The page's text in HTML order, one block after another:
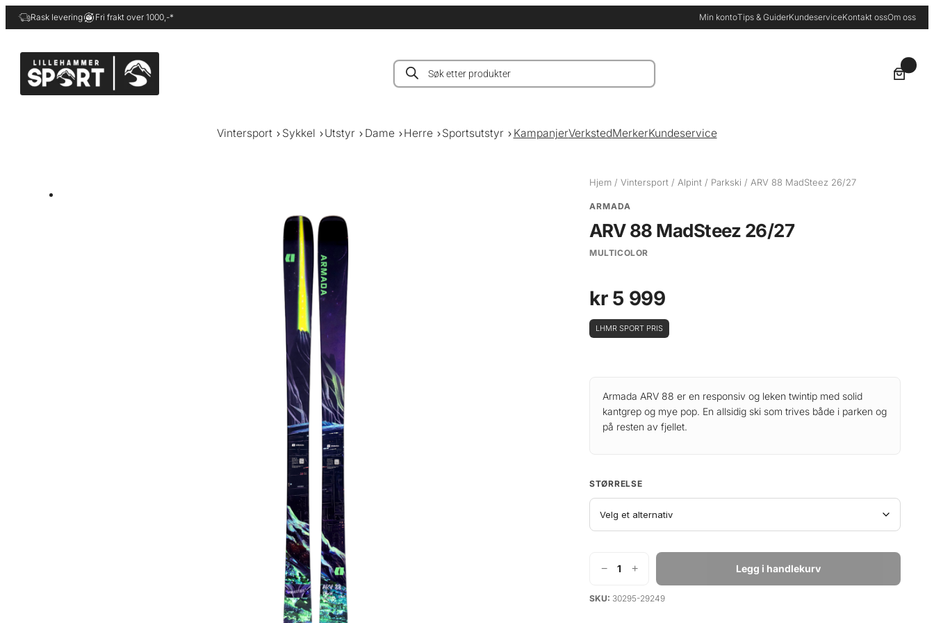
Hopp
til
Rask levering Fri frakt over 1000,-* Min kontoTips & GuiderKundeserviceKontakt ossOm oss
Products
search
Vintersport Sykkel Utstyr Dame Herre Sportsutstyr KampanjerVerkstedMerkerKundeservice
Hjem / Vintersport / Alpint / Parkski / ARV 88 MadSteez 26/27
ARMADA
ARV 88 MadSteez 26/27
MULTICOLOR
kr5 999
LHMR SPORT PRIS
Armada ARV 88 er en responsiv og leken twintip med solid
kantgrep og mye pop. En allsidig ski som trives både i parken og
på resten av fjellet.
STØRRELSE
m
− + Legg i handlekurv
SKU: 30295-29249